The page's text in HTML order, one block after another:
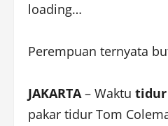
loading…
Perempuan ternyata
JAKARTA– Waktu tidur
pakar tidur Tom